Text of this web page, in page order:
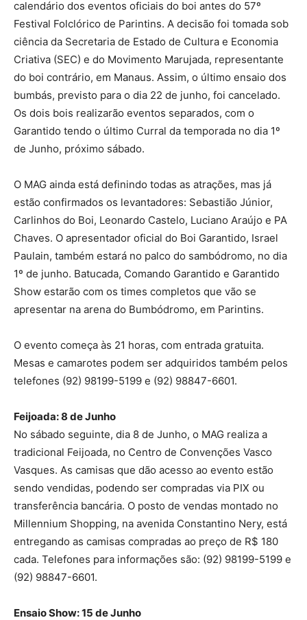
calendário dos eventos oficiais do boi antes do 57º
Festival Folclórico de Parintins. A decisão foi tomada sob
ciência da Secretaria de Estado de Cultura e Economia
Criativa (SEC) e do Movimento Marujada, representante
do boi contrário, em Manaus. Assim, o último ensaio dos
bumbás, previsto para o dia 22 de junho, foi cancelado.
Os dois bois realizarão eventos separados, com o
Garantido tendo o último Curral da temporada no dia 1º
de Junho, próximo sábado.
O MAG ainda está definindo todas as atrações, mas já
estão confirmados os levantadores: Sebastião Júnior,
Carlinhos do Boi, Leonardo Castelo, Luciano Araújo e PA
Chaves. O apresentador oficial do Boi Garantido, Israel
Paulain, também estará no palco do sambódromo, no dia
1º de junho. Batucada, Comando Garantido e Garantido
Show estarão com os times completos que vão se
apresentar na arena do Bumbódromo, em Parintins.
O evento começa às 21 horas, com entrada gratuita.
Mesas e camarotes podem ser adquiridos também pelos
telefones (92) 98199-5199 e (92) 98847-6601.
Feijoada: 8 de Junho
No sábado seguinte, dia 8 de Junho, o MAG realiza a
tradicional Feijoada, no Centro de Convenções Vasco
Vasques. As camisas que dão acesso ao evento estão
sendo vendidas, podendo ser compradas via PIX ou
transferência bancária. O posto de vendas montado no
Millennium Shopping, na avenida Constantino Nery, está
entregando as camisas compradas ao preço de R$ 180
cada. Telefones para informações são: (92) 98199-5199 e
(92) 98847-6601.
Ensaio Show: 15 de Junho